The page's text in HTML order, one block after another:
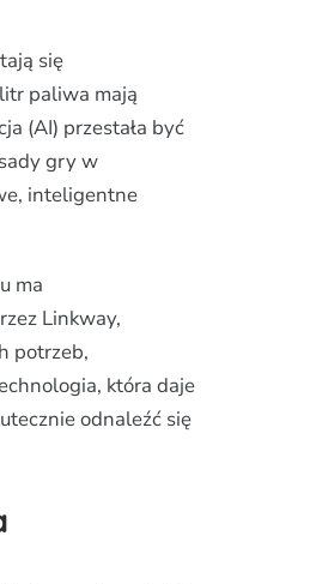
się
paliwa mają
(AI) przestała być
gry w
inteligentne
ma
Linkway,
potrzeb,
która daje
odnaleźć się